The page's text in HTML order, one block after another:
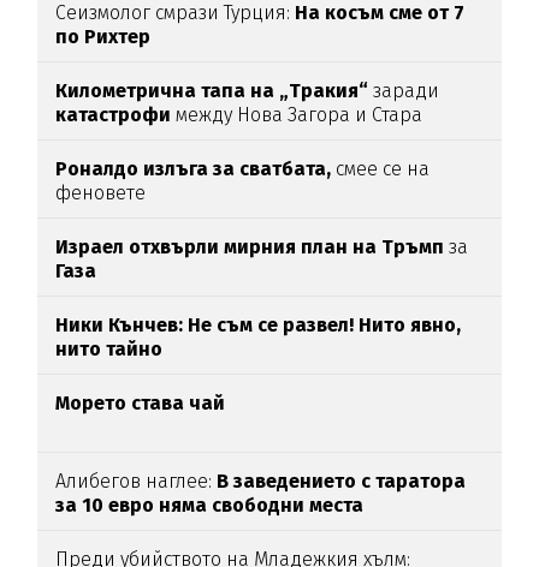
Сеизмолог смрази Турция: На косъм сме от 7
по Рихтер
Километрична тапа на „Тракия“ заради
катастрофи между Нова Загора и Стара
Роналдо излъга за сватбата, смее се на
феновете
Израел отхвърли мирния план на Тръмп за
Газа
Ники Кънчев: Не съм се развел! Нито явно,
нито тайно
Морето става чай
Алибегов наглее: В заведението с таратора
за 10 евро няма свободни места
Преди убийството на Младежкия хълм: